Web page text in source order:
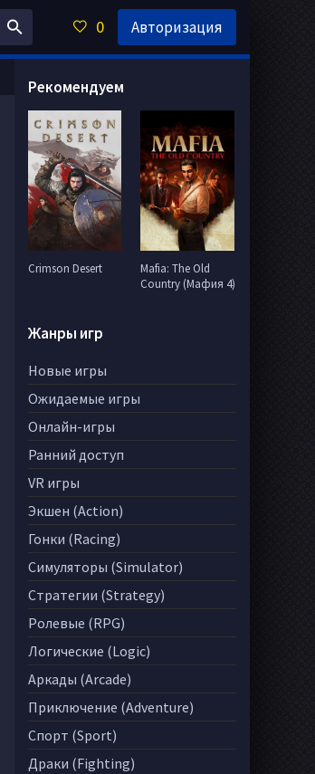
Рекомендуем
Crimson Desert
Mafia: The Old
Country (Мафия 4)
Жанры игр
Новые игры
Ожидаемые игры
Онлайн-игры
Ранний доступ
VR игры
Экшен (Action)
Гонки (Racing)
Симуляторы (Simulator)
Стратегии (Strategy)
Ролевые (RPG)
Логические (Logic)
Аркады (Arcade)
Приключение (Adventure)
Спорт (Sport)
Драки (Fighting)
0 Авторизация